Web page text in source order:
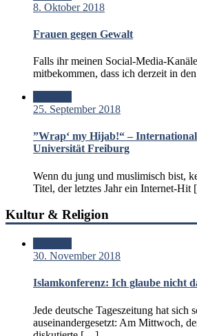
8. Oktober 2018
Frauen gegen Gewalt
Falls ihr meinen Social-Media-
mitbekommen, dass ich derzeit in
25. September 2018
”Wrap‘ my Hijab!“ –
Universität Freiburg
Wenn du jung und muslimisch bist,
Titel, der letztes Jahr ein Internet-
Kultur & Religion
30. November 2018
Islamkonferenz: Ich glaube nicht
Jede deutsche Tageszeitung hat sich
auseinandergesetzt: Am Mittwoch,